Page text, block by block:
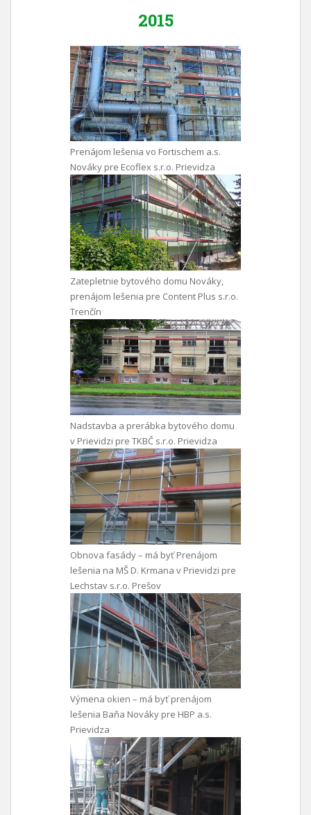
2015
Prenájom lešenia vo Fortischem a.s.
Nováky pre Ecoflex s.r.o. Prievidza
Zatepletnie bytového domu Nováky,
prenájom lešenia pre Content Plus s.r.o.
Trenčín
Nadstavba a prerábka bytového domu
v Prievidzi pre TKBČ s.r.o. Prievidza
Obnova fasády – má byť Prenájom
lešenia na MŠ D. Krmana v Prievidzi pre
Lechstav s.r.o. Prešov
Výmena okien – má byť prenájom
lešenia Baňa Nováky pre HBP a.s.
Prievidza